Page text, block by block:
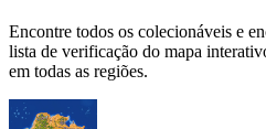
Encontre todos os colecionáveis e
lista de verificação do mapa
em todas as regiões.